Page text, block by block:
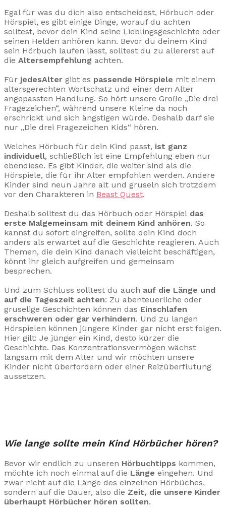
Egal für was du dich also entscheidest, Hörbuch oder
Hörspiel, es gibt einige Dinge, worauf du achten
solltest, bevor dein Kind seine Lieblingsgeschichte oder
seinen Helden anhören kann. Bevor du deinem Kind
sein Hörbuch laufen lässt, solltest du zu allererst auf
die Altersempfehlung achten.
Für jedesAlter gibt es passende Hörspiele mit einem
altersgerechten Wortschatz und einer dem Alter
angepassten Handlung. So hört unsere Große „Die drei
Fragezeichen“, während unsere Kleine da noch
erschrickt und sich ängstigen würde. Deshalb darf sie
nur „Die drei Fragezeichen Kids“ hören.
Welches Hörbuch für dein Kind passt, ist ganz
individuell, schließlich ist eine Empfehlung eben nur
ebendiese. Es gibt Kinder, die weiter sind als die
Hörspiele, die für ihr Alter empfohlen werden. Andere
Kinder sind neun Jahre alt und gruseln sich trotzdem
vor den Charakteren in Beast Quest.
Deshalb solltest du das Hörbuch oder Hörspiel das
erste Malgemeinsam mit deinem Kind anhören. So
kannst du sofort eingreifen, sollte dein Kind doch
anders als erwartet auf die Geschichte reagieren. Auch
Themen, die dein Kind danach vielleicht beschäftigen,
könnt ihr gleich aufgreifen und gemeinsam
besprechen.
Und zum Schluss solltest du auch auf die Länge und
auf die Tageszeit achten: Zu abenteuerliche oder
gruselige Geschichten können das Einschlafen
erschweren oder gar verhindern. Und zu langen
Hörspielen können jüngere Kinder gar nicht erst folgen.
Hier gilt: Je jünger ein Kind, desto kürzer die
Geschichte. Das Konzentrationsvermögen wächst
langsam mit dem Alter und wir möchten unsere
Kinder nicht überfordern oder einer Reizüberflutung
aussetzen.
Wie lange sollte mein Kind Hörbücher hören?
Bevor wir endlich zu unseren Hörbuchtipps kommen,
möchte ich noch einmal auf die Länge eingehen. Und
zwar nicht auf die Länge des einzelnen Hörbüches,
sondern auf die Dauer, also die Zeit, die unsere Kinder
überhaupt Hörbücher hören sollten.